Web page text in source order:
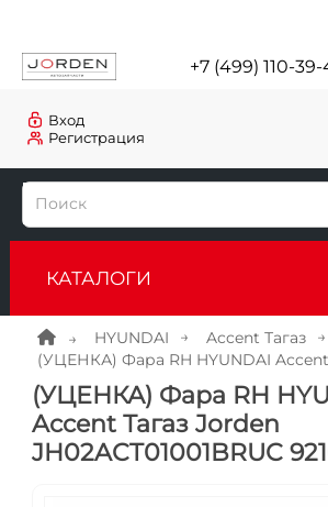
+7 (499) 110-39-
Регистрация
Вход
КАТАЛОГИ
HYUNDAI Accent Тагаз
(УЦЕНКА) Фара RH HYUNDAI Accent
(УЦЕНКА) Фара RH
Accent Тагаз Jorden
JH02ACT01001BRUC